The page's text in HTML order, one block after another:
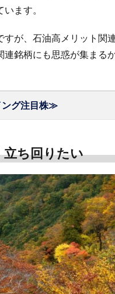
ます。
が、石油高メリット関
銘柄にも思惑が集まる
ング注目株≫
立ち回りたい